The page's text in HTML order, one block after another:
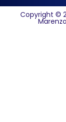
Copyright ©